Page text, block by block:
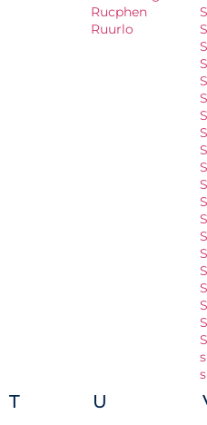
Rucphen
Ruurlo
T U